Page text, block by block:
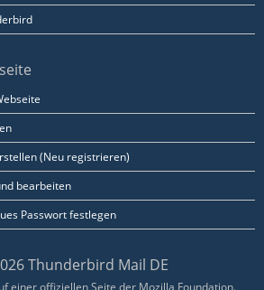
(Neu registrieren)
bearbeiten
Passwort festlegen
Thunderbird Mail DE